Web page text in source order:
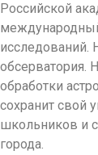
Российской
исследований.
обсерватория.
обработки
сохранит свой
школьников и
города.